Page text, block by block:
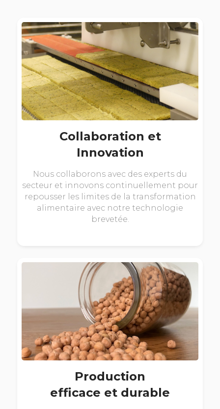
Collaboration et
Innovation
Nous collaborons avec des experts du
secteur et innovons continuellement pour
repousser les limites de la transformation
alimentaire avec notre technologie
brevetée.
Production
efficace et durable